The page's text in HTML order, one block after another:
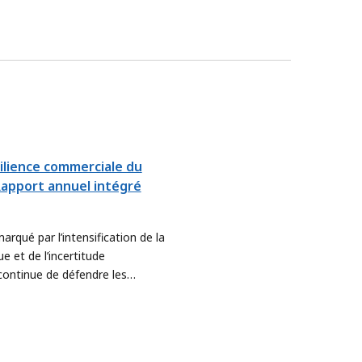
commerciale du
annuel intégré
par l’intensification de la
et de l’incertitude
de défendre les
notre approche afin de